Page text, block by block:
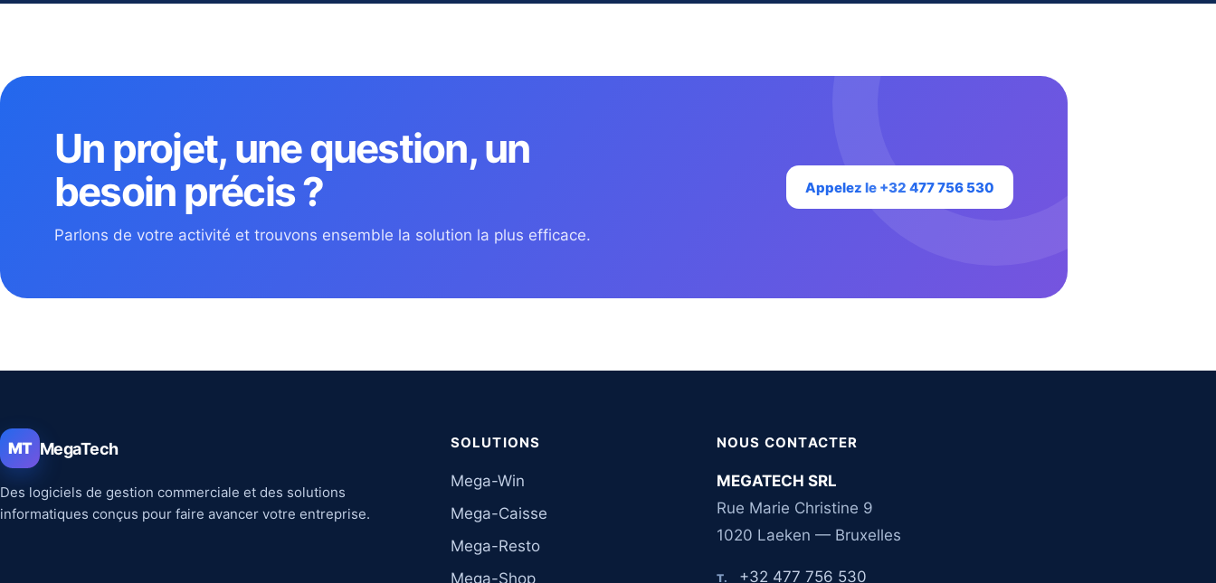
Un projet, une question, un
besoin précis ?
Parlons de votre activité et trouvons ensemble la solution la plus efficace.
Appelez le +32 477 756 530
MT MegaTech
Des logiciels de gestion commerciale et des solutions
informatiques conçus pour faire avancer votre entreprise.
SOLUTIONS
Mega-Win
Mega-Caisse
Mega-Resto
Mega-Shop
NOUS CONTACTER
MEGATECH SRL
Rue Marie Christine 9
1020 Laeken — Bruxelles
T. +32 477 756 530